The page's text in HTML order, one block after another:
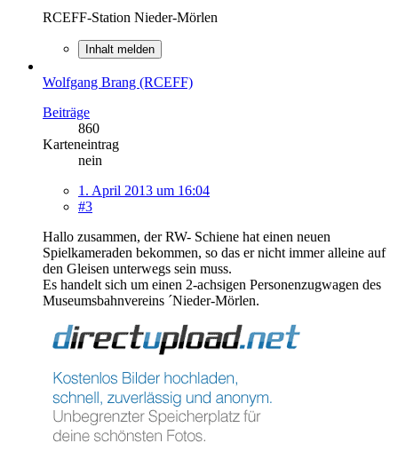
RCEFF-Station Nieder-Mörlen
Inhalt melden
Wolfgang Brang (RCEFF)
Beiträge
860
Karteneintrag
nein
1. April 2013 um 16:04
#3
Hallo zusammen, der RW- Schiene hat einen neuen
Spielkameraden bekommen, so das er nicht immer alleine auf
den Gleisen unterwegs sein muss.
Es handelt sich um einen 2-achsigen Personenzugwagen des
Museumsbahnvereins ´Nieder-Mörlen.